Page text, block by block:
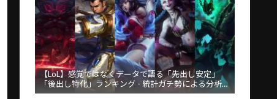
【LoL】感覚ではなくデータで語る「先出し安定」
「後出し特化」ランキング - 統計ガチ勢による分析が
話題